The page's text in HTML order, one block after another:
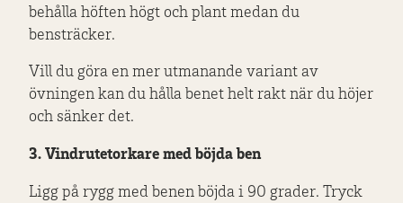
behålla höften högt och plant medan du
bensträcker.
Vill du göra en mer utmanande variant av
övningen kan du hålla benet helt rakt när du höjer
och sänker det.
3. Vindrutetorkare med böjda ben
Ligg på rygg med benen böjda i 90 grader. Tryck